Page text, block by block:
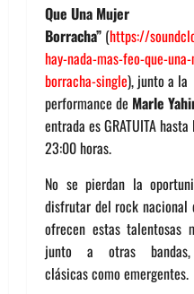
Que Una Mujer
Borracha” (https://
hay-nada-mas-feo-que-
borracha-single), junto a la
performance de Marle
entrada es GRATUITA hasta
23:00 horas.
No se pierdan la
disfrutar del rock nacional
ofrecen estas talentosas
junto a otras
clásicas como emergentes.